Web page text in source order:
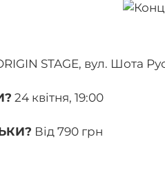
STAGE, вул. Шота
24 квітня, 19:00
Від 790 грн